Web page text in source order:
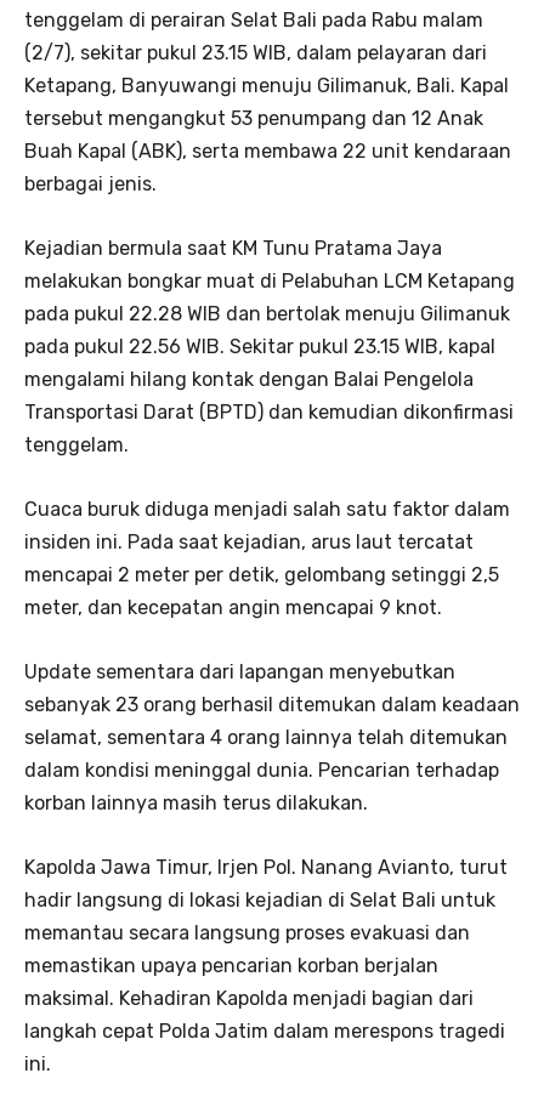
tenggelam di perairan Selat Bali pada Rabu malam
(2/7), sekitar pukul 23.15 WIB, dalam pelayaran dari
Ketapang, Banyuwangi menuju Gilimanuk, Bali. Kapal
tersebut mengangkut 53 penumpang dan 12 Anak
Buah Kapal (ABK), serta membawa 22 unit kendaraan
berbagai jenis.
Kejadian bermula saat KM Tunu Pratama Jaya
melakukan bongkar muat di Pelabuhan LCM Ketapang
pada pukul 22.28 WIB dan bertolak menuju Gilimanuk
pada pukul 22.56 WIB. Sekitar pukul 23.15 WIB, kapal
mengalami hilang kontak dengan Balai Pengelola
Transportasi Darat (BPTD) dan kemudian dikonfirmasi
tenggelam.
Cuaca buruk diduga menjadi salah satu faktor dalam
insiden ini. Pada saat kejadian, arus laut tercatat
mencapai 2 meter per detik, gelombang setinggi 2,5
meter, dan kecepatan angin mencapai 9 knot.
Update sementara dari lapangan menyebutkan
sebanyak 23 orang berhasil ditemukan dalam keadaan
selamat, sementara 4 orang lainnya telah ditemukan
dalam kondisi meninggal dunia. Pencarian terhadap
korban lainnya masih terus dilakukan.
Kapolda Jawa Timur, Irjen Pol. Nanang Avianto, turut
hadir langsung di lokasi kejadian di Selat Bali untuk
memantau secara langsung proses evakuasi dan
memastikan upaya pencarian korban berjalan
maksimal. Kehadiran Kapolda menjadi bagian dari
langkah cepat Polda Jatim dalam merespons tragedi
ini.